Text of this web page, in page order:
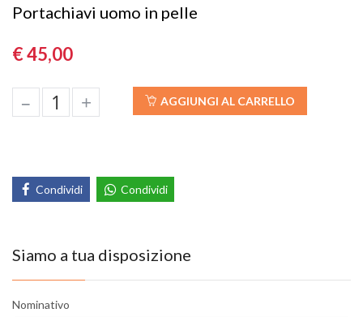
Portachiavi uomo in pelle
€ 45,00
– + AGGIUNGI AL CARRELLO
Condividi Condividi
Siamo a tua disposizione
Nominativo